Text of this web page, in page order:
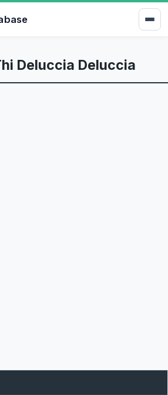
Deluccia Deluccia